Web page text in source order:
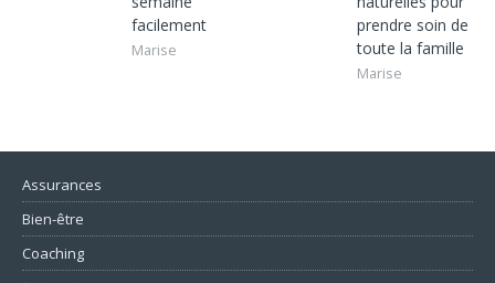
facilement
Marise
prendre soin de
toute la famille
Marise
Assurances
Bien-être
Coaching